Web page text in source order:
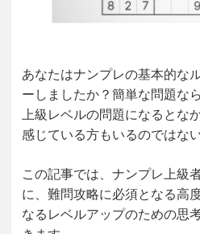
あなたはナンプレの基本的な
ーしましたか？簡単な問題な
上級レベルの問題になるとな
感じている方もいるのではな
この記事では、ナンプレ上級
に、難問攻略に必須となる高
なるレベルアップのための思